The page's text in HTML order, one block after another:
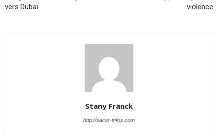
vers Du­baï
violence
Stany Franck
http://sacer-infos.com